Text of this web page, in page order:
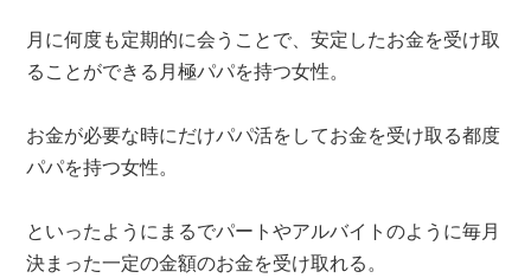
月に何度も定期的に会うことで、安定したお金を受け取
ることができる月極パパを持つ女性。
お金が必要な時にだけパパ活をしてお金を受け取る都度
パパを持つ女性。
といったようにまるでパートやアルバイトのように毎月
決まった一定の金額のお金を受け取れる。